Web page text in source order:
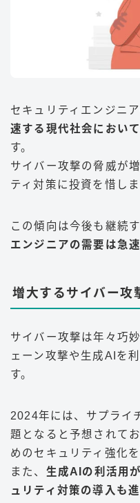
セキュリティエンジニ
速する現代社会におい
す。
サイバー攻撃の脅威が
ティ対策に投資を惜し
この傾向は今後も継続
エンジニアの需要は急
増大するサイバー攻
サイバー攻撃は年々巧
ェーン攻撃や生成AIを
す。
2024年には、サプライ
題となると予想されて
めのセキュリティ強化
また、 生成AIの利活用
ュリティ対策の導入も